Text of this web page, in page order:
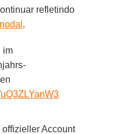
refletindo
.
im
Account